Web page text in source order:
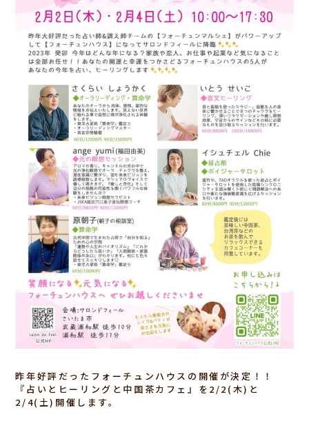
昨年好評だったフォーチュンハウスの開催が決定！！
『占いとヒーリングと中国茶カフェ』を2/2(木)と
2/4(土)開催します。